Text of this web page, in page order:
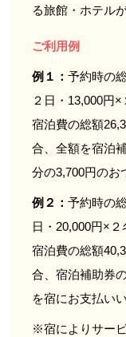
る旅館・ホテル
ご利用例
例１： 予約時の
２日・13,000円×
宿泊費の総額
合、全額を宿泊
分の3,700円のお
例２： 予約時の
日・20,000円×２
宿泊費の総額
合、宿泊補助券
を宿にお支払い
※宿によりサー